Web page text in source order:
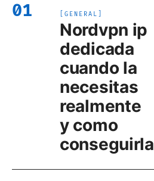
01 GENERAL
Nordvpn ip
dedicada
cuando la
necesitas
realmente
y como
conseguirla